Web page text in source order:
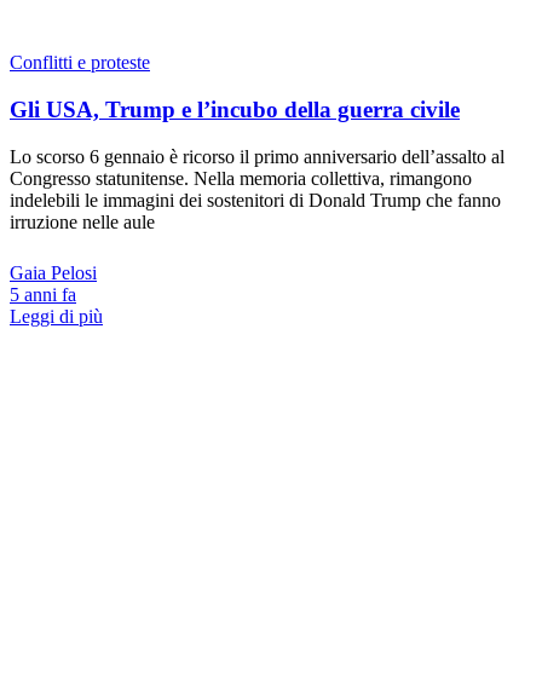
Conflitti e proteste
Gli USA, Trump e l’incubo della guerra civile
Lo scorso 6 gennaio è ricorso il primo anniversario dell’assalto al
Congresso statunitense. Nella memoria collettiva, rimangono
indelebili le immagini dei sostenitori di Donald Trump che fanno
irruzione nelle aule
Gaia Pelosi
5 anni fa
Leggi di più